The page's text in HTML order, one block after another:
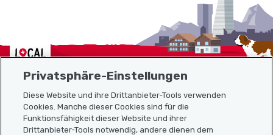
Localcities
Sitemap
Privatsphäre-Einstellungen
Diese Website und ihre Drittanbieter-Tools verwenden
Cookies. Manche dieser Cookies sind für die
Funktionsfähigkeit dieser Website und ihrer
Drittanbieter-Tools notwendig, andere dienen dem